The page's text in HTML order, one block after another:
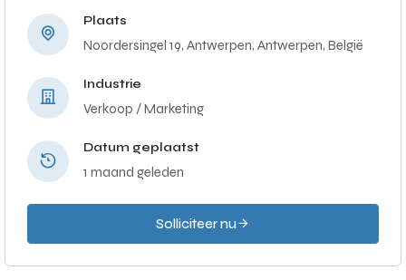
Plaats
Noordersingel 19, Antwerpen, Antwerpen, België
Industrie
Verkoop / Marketing
Datum geplaatst
1 maand geleden
Solliciteer nu